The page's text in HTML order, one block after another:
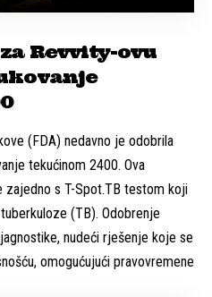
Revvity-ovu
(FDA) nedavno je odobrila
tekućinom 2400. Ova
zajedno s T-Spot.TB testom koji
(TB). Odobrenje
nudeći rješenje koje se
omogućujući pravovremene